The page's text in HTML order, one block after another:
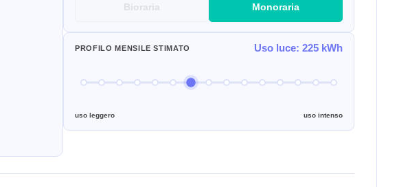
Bioraria Monoraria
PROFILO MENSILE STIMATO Uso luce: 225 kWh
uso leggero uso intenso